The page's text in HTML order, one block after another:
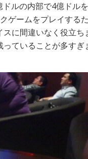
ルの内部で4億ドル
ゲームをプレイする
に間違いなく役立
ていることが多すぎ